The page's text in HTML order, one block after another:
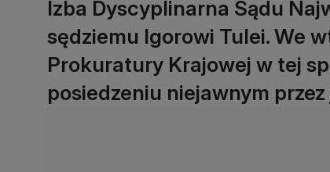
Izba Dyscyplinarna Sądu
sędziemu Igorowi Tulei. We
Prokuratury Krajowej w tej
posiedzeniu niejawnym